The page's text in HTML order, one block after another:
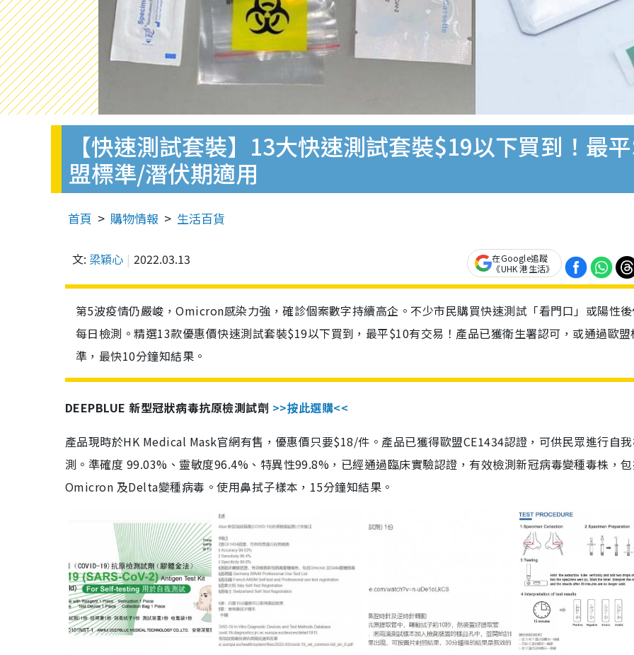
【快速測試套裝】13大快速測試套裝$19以下買到！最
盟標準/潛伏期適用
首頁 購物情報 生活百貨
文: 梁穎心 2022.03.13
在Google追蹤
《UHK 港生活》
第5波疫情仍嚴峻，Omicron感染力強，確診個案數字持續高企。不少市民購買快速測試「看門口」或陽性
每日檢測。精選13款優惠價快速測試套裝$19以下買到，最平$10有交易！產品已獲衛生署認可，或通過歐盟
準，最快10分鐘知結果。
DEEPBLUE 新型冠狀病毒抗原檢測試劑 >>按此選購<<
產品現時於HK Medical Mask官網有售，優惠價只要$18/件。產品已獲得歐盟CE1434認證，可供民眾進行自
測。準確度 99.03%、靈敏度96.4%、特異性99.8%，已經通過臨床實驗認證，有效檢測新冠病毒變種毒株，
Omicron 及Delta變種病毒。使用鼻拭子樣本，15分鐘知結果。